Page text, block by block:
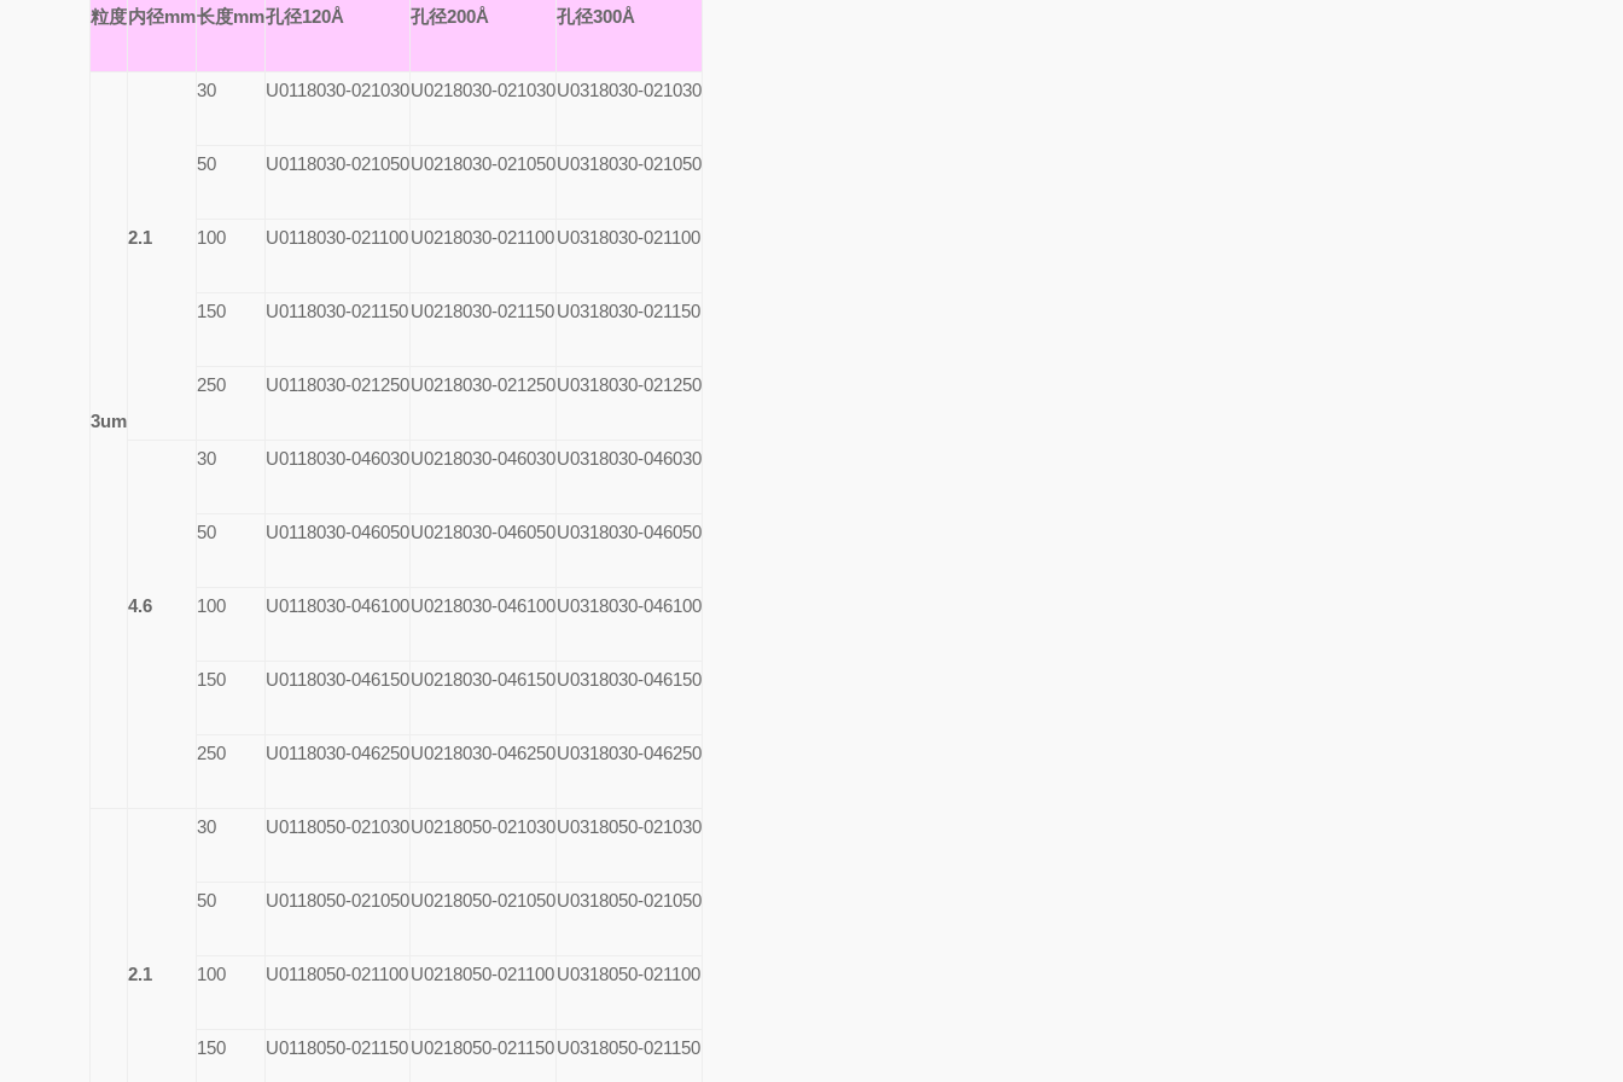
粒度内径mm长度mm孔径120Å 孔径200Å 孔径300Å
3um
2.1
30 U0118030-021030U0218030-021030U0318030-021030
50 U0118030-021050U0218030-021050U0318030-021050
100 U0118030-021100U0218030-021100U0318030-021100
150 U0118030-021150U0218030-021150U0318030-021150
250 U0118030-021250U0218030-021250U0318030-021250
4.6
30 U0118030-046030U0218030-046030U0318030-046030
50 U0118030-046050U0218030-046050U0318030-046050
100 U0118030-046100U0218030-046100U0318030-046100
150 U0118030-046150U0218030-046150U0318030-046150
250 U0118030-046250U0218030-046250U0318030-046250
2.1
30 U0118050-021030U0218050-021030U0318050-021030
50 U0118050-021050U0218050-021050U0318050-021050
100 U0118050-021100U0218050-021100U0318050-021100
150 U0118050-021150U0218050-021150U0318050-021150